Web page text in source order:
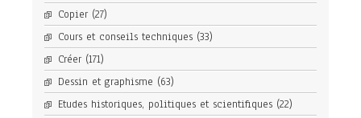
Copier (27)
Cours et conseils techniques (33)
Créer (171)
Dessin et graphisme (63)
Etudes historiques, politiques et scientifiques (22)